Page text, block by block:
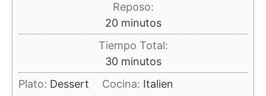
Reposo:
20minutos
minutos
Tiempo Total:
30minutos
minutos
Plato: Dessert Cocina: Italien